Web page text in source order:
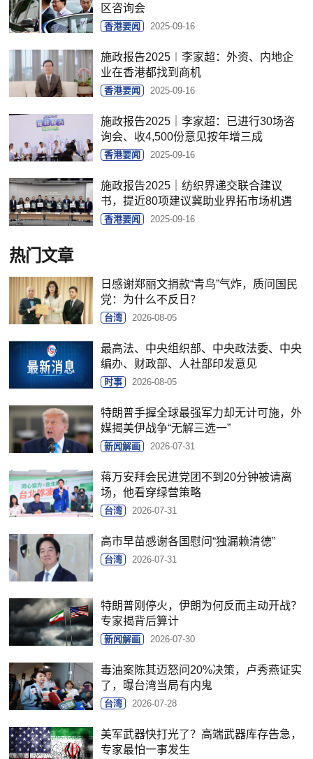
区咨询会
香港要闻 2025-09-16
施政报告2025︱李家超：外资、内地企
业在香港都找到商机
香港要闻 2025-09-16
施政报告2025｜李家超：已进行30场咨
询会、收4,500份意见按年增三成
香港要闻 2025-09-16
施政报告2025｜纺织界递交联合建议
书，提近80项建议冀助业界拓市场机遇
香港要闻 2025-09-16
热门文章
日感谢郑丽文捐款“青鸟”气炸，质问国民
党：为什么不反日？
台湾 2026-08-05
最高法、中央组织部、中央政法委、中央
编办、财政部、人社部印发意见
时事 2026-08-05
特朗普手握全球最强军力却无计可施，外
媒揭美伊战争“无解三选一”
新闻解画 2026-07-31
蒋万安拜会民进党团不到20分钟被请离
场，他看穿绿营策略
台湾 2026-07-31
高市早苗感谢各国慰问“独漏赖清德”
台湾 2026-07-31
特朗普刚停火，伊朗为何反而主动开战？
专家揭背后算计
新闻解画 2026-07-30
毒油案陈其迈怒问20%决策，卢秀燕证实
了，曝台湾当局有内鬼
台湾 2026-07-28
美军武器快打光了？高端武器库存告急，
专家最怕一事发生